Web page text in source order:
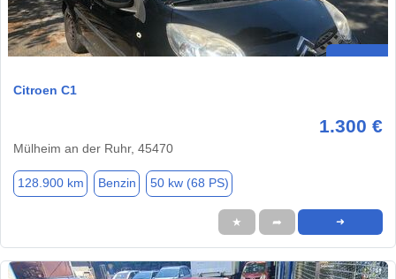
Citroen C1
1.300 €
Mülheim an der Ruhr, 45470
128.900 km Benzin 50 kw (68 PS)
★ ➦ ➜